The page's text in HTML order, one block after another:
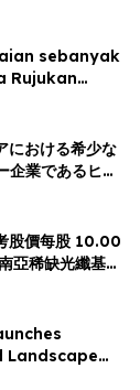
인프라 강자
컴퓨팅+광 전
랫폼으로 전환
sebanyak
Rujukan
Infrastruktur
Tenggara.
における希少な
企業であるヒア
行し、「光コン
したグローバル
ムへと変革、企
)、基準価格1
…
股價每股 10.00
亞稀缺光纖基礎
合「光運算 +
Landscape